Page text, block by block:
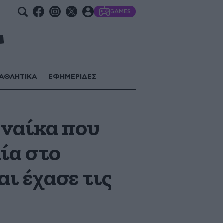
GAMES
ΕΦΗΜΕΡΙΔΕΣ
που
στο
έχασε τις